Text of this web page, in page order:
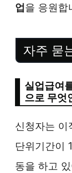
업을 응원합
자주 묻
실업급여
으로 무엇
신청자는 이
단위기간이
동을 하고